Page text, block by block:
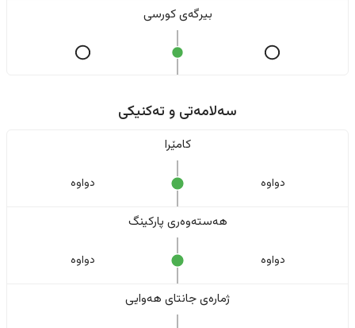
بیرگەی کورسی
سەلامەتی و تەکنیکی
کامێرا
دواوە دواوە
هەستەوەری پارکینگ
دواوە دواوە
ژمارەی جانتای هەوایی